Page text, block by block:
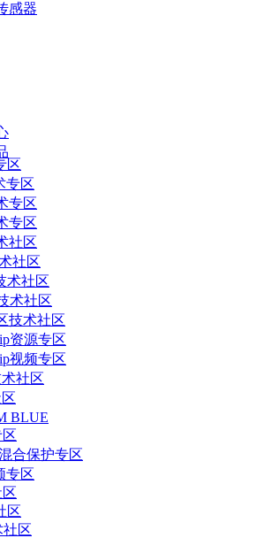
感器
区
专区
专区
专区
社区
社区
术社区
术社区
技术社区
资源专区
视频专区
社区
BLUE
区
合保护专区
专区
区
社区